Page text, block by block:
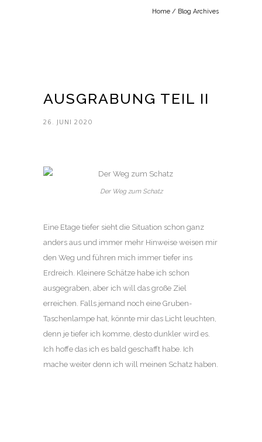
Home / Blog Archives
AUSGRABUNG TEIL II
26. JUNI 2020
Der Weg zum Schatz
Eine Etage tiefer sieht die Situation schon ganz
anders aus und immer mehr Hinweise weisen mir
den Weg und führen mich immer tiefer ins
Erdreich. Kleinere Schätze habe ich schon
ausgegraben, aber ich will das große Ziel
erreichen. Falls jemand noch eine Gruben-
Taschenlampe hat, könnte mir das Licht leuchten,
denn je tiefer ich komme, desto dunkler wird es.
Ich hoffe das ich es bald geschafft habe. Ich
mache weiter denn ich will meinen Schatz haben.